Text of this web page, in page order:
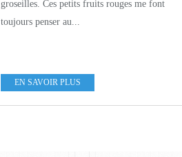
groseilles. Ces petits fruits rouges me font
toujours penser au...
EN SAVOIR PLUS